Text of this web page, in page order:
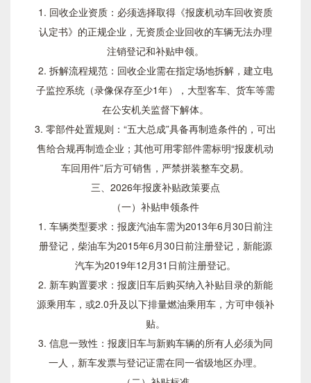
1. 回收企业资质：必须选择取得《报废机动车回收资质
认定书》的正规企业，无资质企业回收的车辆无法办理
注销登记和补贴申领。
2. 拆解流程规范：回收企业需在指定场地拆解，建立电
子监控系统（录像保存至少1年），大型客车、货车等需
在公安机关监督下解体。
3. 零部件处置规则：“五大总成”具备再制造条件的，可出
售给合规再制造企业；其他可用零部件需标明“报废机动
车回用件”后方可销售，严禁拼装整车交易。
三、2026年报废补贴政策要点
（一）补贴申领条件
1. 车辆类型要求：报废汽油车需为2013年6月30日前注
册登记，柴油车为2015年6月30日前注册登记，新能源
汽车为2019年12月31日前注册登记。
2. 新车购置要求：报废旧车后购买纳入补贴目录的新能
源乘用车，或2.0升及以下排量燃油乘用车，方可申领补
贴。
3. 信息一致性：报废旧车与新购车辆的所有人必须为同
一人，新车发票与登记证需在同一省级地区办理。